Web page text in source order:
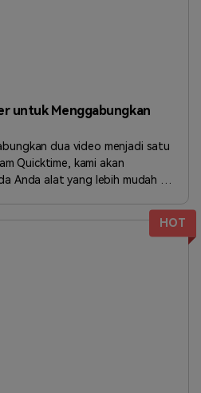
untuk Menggabungkan
dua video menjadi satu
Quicktime, kami akan
Anda alat yang lebih mudah di
HOT